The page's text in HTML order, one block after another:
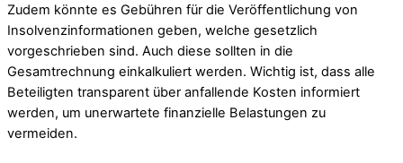
Zudem könnte es Gebühren für die Veröffentlichung von
Insolvenzinformationen geben, welche gesetzlich
vorgeschrieben sind. Auch diese sollten in die
Gesamtrechnung einkalkuliert werden. Wichtig ist, dass alle
Beteiligten transparent über anfallende Kosten informiert
werden, um unerwartete finanzielle Belastungen zu
vermeiden.